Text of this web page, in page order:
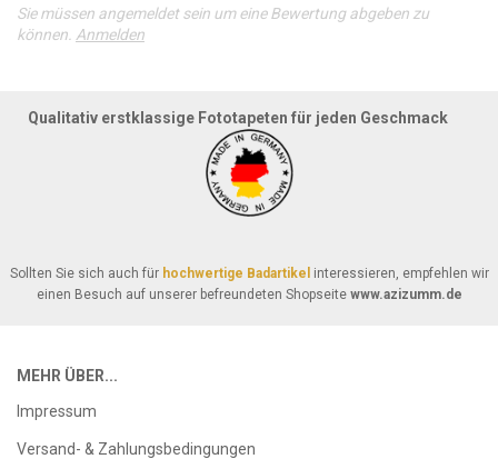
Sie müssen angemeldet sein um eine Bewertung abgeben zu
können. Anmelden
Qualitativ erstklassige Fototapeten für jeden Geschmack
Sollten Sie sich auch für hochwertige Badartikel interessieren, empfehlen wir
einen Besuch auf unserer befreundeten Shopseite www.azizumm.de
MEHR ÜBER...
Impressum
Versand- & Zahlungsbedingungen